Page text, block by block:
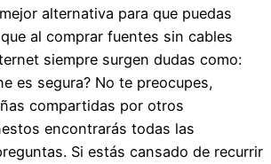
alternativa para que puedas
al comprar fuentes sin cables
siempre surgen dudas como:
es segura? No te preocupes,
compartidas por otros
encontrarás todas las
Si estás cansado de recurrir